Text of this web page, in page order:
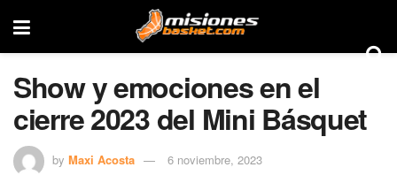
Show y emociones en el
cierre 2023 del Mini Básquet
by Maxi Acosta 6 noviembre, 2023